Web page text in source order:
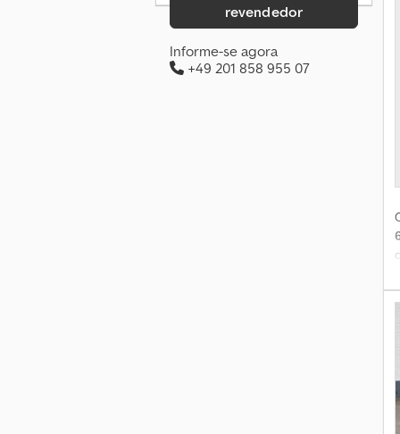
revendedor
Informe-se agora
+49 201 858 955 07